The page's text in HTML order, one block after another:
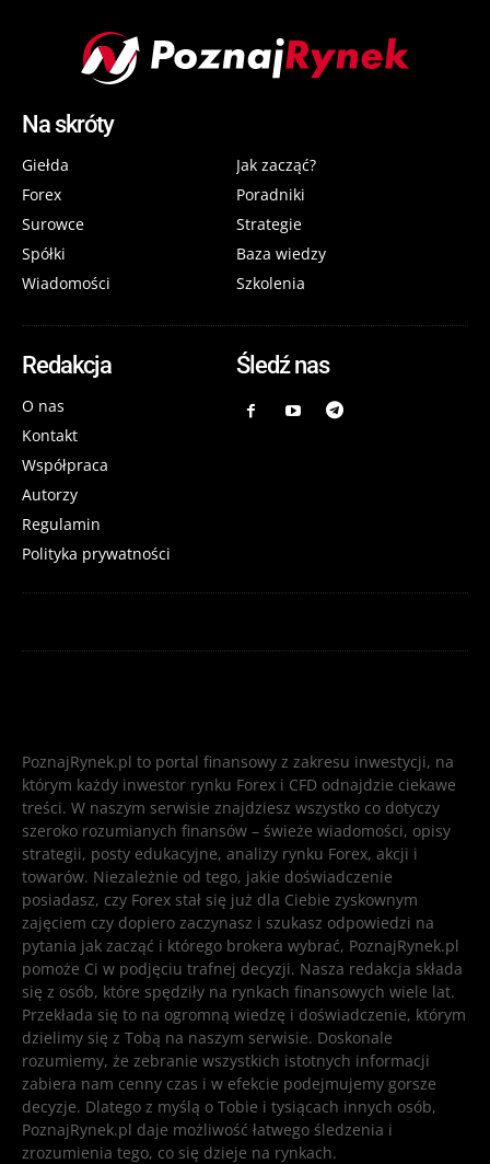
Na skróty
Giełda
Forex
Surowce
Spółki
Wiadomości
Jak zacząć?
Poradniki
Strategie
Baza wiedzy
Szkolenia
Redakcja
O nas
Kontakt
Współpraca
Autorzy
Regulamin
Polityka prywatności
Śledź nas
PoznajRynek.pl to portal finansowy z zakresu inwestycji, na
którym każdy inwestor rynku Forex i CFD odnajdzie ciekawe
treści. W naszym serwisie znajdziesz wszystko co dotyczy
szeroko rozumianych finansów – świeże wiadomości, opisy
strategii, posty edukacyjne, analizy rynku Forex, akcji i
towarów. Niezależnie od tego, jakie doświadczenie
posiadasz, czy Forex stał się już dla Ciebie zyskownym
zajęciem czy dopiero zaczynasz i szukasz odpowiedzi na
pytania jak zacząć i którego brokera wybrać, PoznajRynek.pl
pomoże Ci w podjęciu trafnej decyzji. Nasza redakcja składa
się z osób, które spędziły na rynkach finansowych wiele lat.
Przekłada się to na ogromną wiedzę i doświadczenie, którym
dzielimy się z Tobą na naszym serwisie. Doskonale
rozumiemy, że zebranie wszystkich istotnych informacji
zabiera nam cenny czas i w efekcie podejmujemy gorsze
decyzje. Dlatego z myślą o Tobie i tysiącach innych osób,
PoznajRynek.pl daje możliwość łatwego śledzenia i
zrozumienia tego, co się dzieje na rynkach.